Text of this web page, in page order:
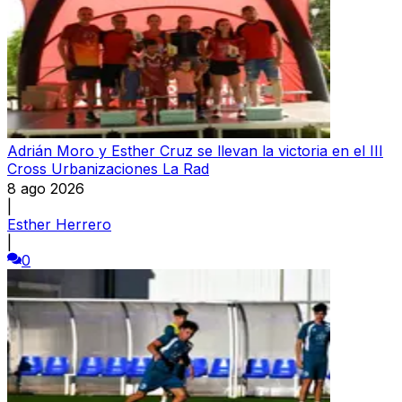
Adrián Moro y Esther Cruz se llevan la victoria en el III
Cross Urbanizaciones La Rad
8 ago 2026
Esther Herrero
0